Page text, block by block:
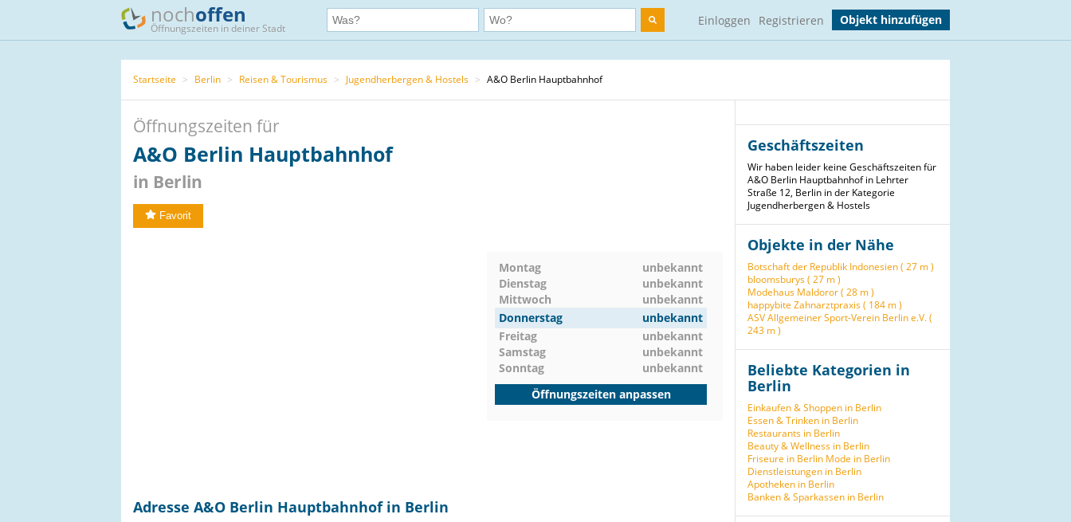
nochoffen
Öffnungszeiten in deiner Stadt
Einloggen Registrieren Objekt hinzufügen
Startseite > Berlin > Reisen & Tourismus > Jugendherbergen & Hostels > A&O Berlin Hauptbahnhof
Öffnungszeiten für
A&O Berlin Hauptbahnhof
in Berlin
Favorit
Montag
unbekannt
Dienstag
unbekannt
Mittwoch
unbekannt
Donnerstag
unbekannt
Freitag
unbekannt
Samstag
unbekannt
Sonntag
unbekannt
Öffnungszeiten anpassen
Adresse A&O Berlin Hauptbahnhof in Berlin
Geschäftszeiten
Wir haben leider keine Geschäftszeiten für
A&O Berlin Hauptbahnhof in Lehrter
Straße 12, Berlin in der Kategorie
Jugendherbergen & Hostels
Objekte in der Nähe
Botschaft der Republik Indonesien ( 27 m )
bloomsburys ( 27 m )
Modehaus Maldoror ( 28 m )
happybite Zahnarztpraxis ( 184 m )
ASV Allgemeiner Sport-Verein Berlin e.V. (
243 m )
Beliebte Kategorien in
Berlin
Einkaufen & Shoppen in Berlin
Essen & Trinken in Berlin
Restaurants in Berlin
Beauty & Wellness in Berlin
Friseure in Berlin Mode in Berlin
Dienstleistungen in Berlin
Apotheken in Berlin
Banken & Sparkassen in Berlin